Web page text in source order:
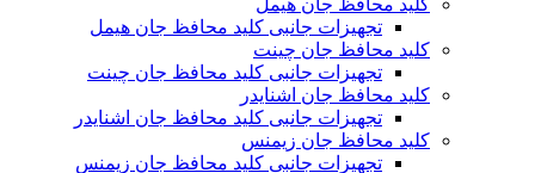
تجهیزات جانبی کلید محافظ جان هیمل
کلید محافظ جان چینت
تجهیزات جانبی کلید محافظ جان چینت
کلید محافظ جان اشنایدر
تجهیزات جانبی کلید محافظ جان اشنایدر
کلید محافظ جان زیمنس
تجهیزات جانبی کلید محافظ جان زیمنس